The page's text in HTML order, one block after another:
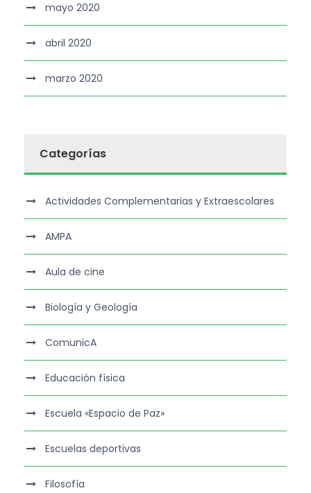
mayo 2020
abril 2020
marzo 2020
Categorías
Actividades Complementarias y Extraescolares
AMPA
Aula de cine
Biología y Geología
ComunicA
Educación física
Escuela «Espacio de Paz»
Escuelas deportivas
Filosofía